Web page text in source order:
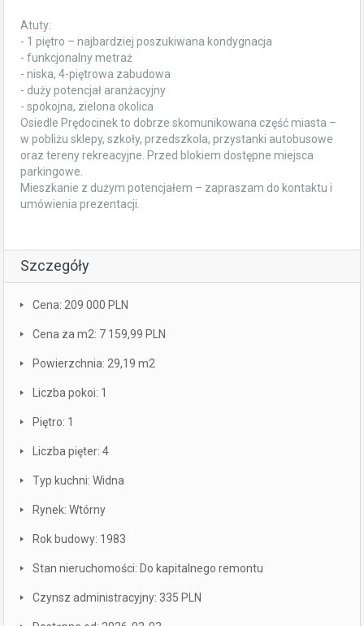
Atuty:
- 1 piętro – najbardziej poszukiwana kondygnacja
- funkcjonalny metraż
- niska, 4-piętrowa zabudowa
- duży potencjał aranżacyjny
- spokojna, zielona okolica
Osiedle Prędocinek to dobrze skomunikowana część miasta –
w pobliżu sklepy, szkoły, przedszkola, przystanki autobusowe
oraz tereny rekreacyjne. Przed blokiem dostępne miejsca
parkingowe.
Mieszkanie z dużym potencjałem – zapraszam do kontaktu i
umówienia prezentacji.
Szczegóły
Cena: 209 000 PLN
Cena za m2: 7 159,99 PLN
Powierzchnia: 29,19 m2
Liczba pokoi: 1
Piętro: 1
Liczba pięter: 4
Typ kuchni: Widna
Rynek: Wtórny
Rok budowy: 1983
Stan nieruchomości: Do kapitalnego remontu
Czynsz administracyjny: 335 PLN